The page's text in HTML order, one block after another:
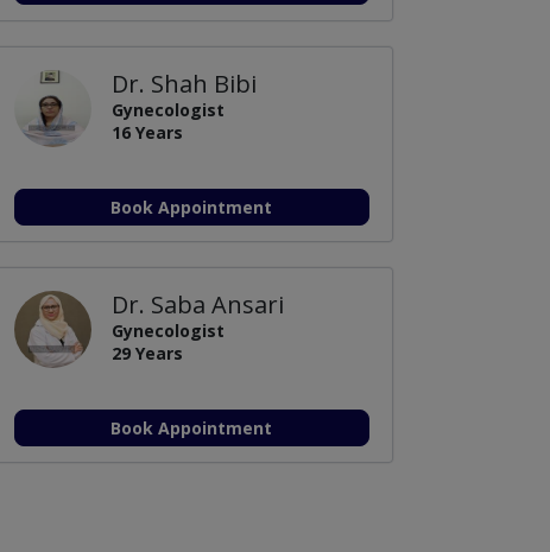
Dr. Shah Bibi
Gynecologist
16 Years
Book Appointment
Dr. Saba Ansari
Gynecologist
29 Years
Book Appointment